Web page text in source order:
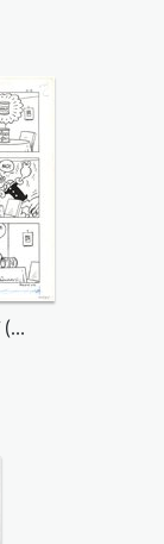
Sagendorf: POPEYE SUNDAY (11/11/73)